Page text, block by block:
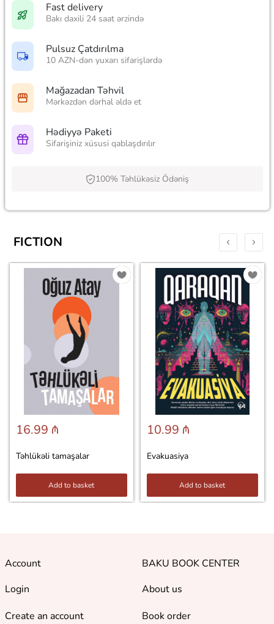
Fast delivery
Bakı daxili 24 saat ərzində
Pulsuz Çatdırılma
10 AZN-dən yuxarı sifarişlərdə
Mağazadan Təhvil
Mərkəzdən dərhal əldə et
Hədiyyə Paketi
Sifarişiniz xüsusi qablaşdırılır
100% Təhlükəsiz Ödəniş
FICTION
16.99 ₼
Təhlükəli tamaşalar
Add to basket
10.99 ₼
Evakuasiya
Add to basket
Account
Login
Create an account
BAKU BOOK CENTER
About us
Book order